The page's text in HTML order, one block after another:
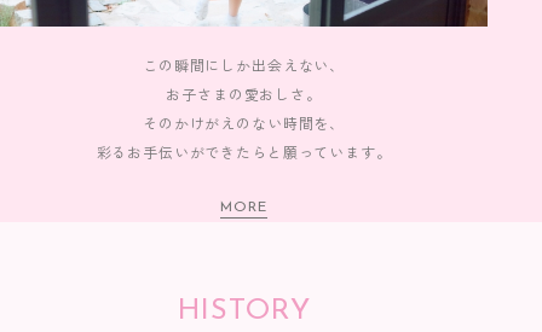
この瞬間にしか出会えない、
お子さまの愛おしさ。
そのかけがえのない時間を、
彩るお手伝いができたらと願っています。
MORE
HISTORY